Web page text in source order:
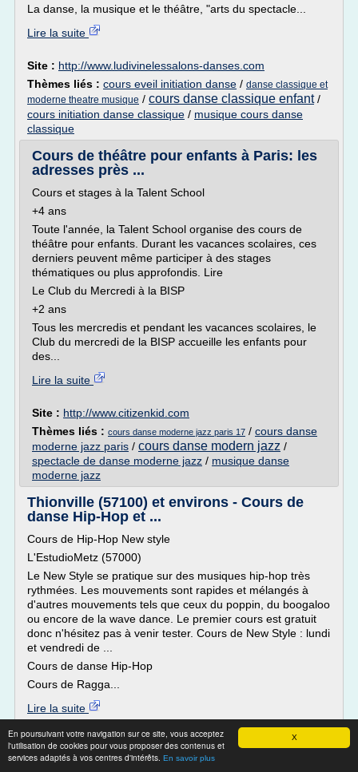
X
En poursuivant votre navigation sur ce site, vous acceptez
l'utilisation de cookies pour vous proposer des contenus et
services adaptés à vos centres d'intérêts. En savoir plus
La danse, la musique et le théâtre, "arts du spectacle...
Lire la suite
Site : http://www.ludivinelessalons-danses.com
Thèmes liés : cours eveil initiation danse / danse classique et
moderne theatre musique / cours danse classique enfant/
cours initiation danse classique / musique cours danse
classique
Cours de théâtre pour enfants à Paris: les
adresses près ...
Cours et stages à la Talent School
+4 ans
Toute l'année, la Talent School organise des cours de
théâtre pour enfants. Durant les vacances scolaires, ces
derniers peuvent même participer à des stages
thématiques ou plus approfondis. Lire
Le Club du Mercredi à la BISP
+2 ans
Tous les mercredis et pendant les vacances scolaires, le
Club du mercredi de la BISP accueille les enfants pour
des...
Lire la suite
Site : http://www.citizenkid.com
Thèmes liés : cours danse moderne jazz paris 17 / cours danse
moderne jazz paris / cours danse modern jazz /
spectacle de danse moderne jazz / musique danse
moderne jazz
Thionville (57100) et environs - Cours de
danse Hip-Hop et ...
Cours de Hip-Hop New style
L'EstudioMetz (57000)
Le New Style se pratique sur des musiques hip-hop très
rythmées. Les mouvements sont rapides et mélangés à
d'autres mouvements tels que ceux du poppin, du boogaloo
ou encore de la wave dance. Le premier cours est gratuit
donc n'hésitez pas à venir tester. Cours de New Style : lundi
et vendredi de ...
Cours de danse Hip-Hop
Cours de Ragga...
Lire la suite
Site :http://www.spectable.com
Thèmes liés :cours de danse hip hop ragga dancehall